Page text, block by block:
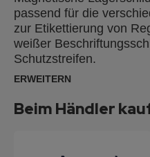
passend für die
zur Etikettierung von
weißer
Schutzstreifen.
ERWEITERN
Beim Händler